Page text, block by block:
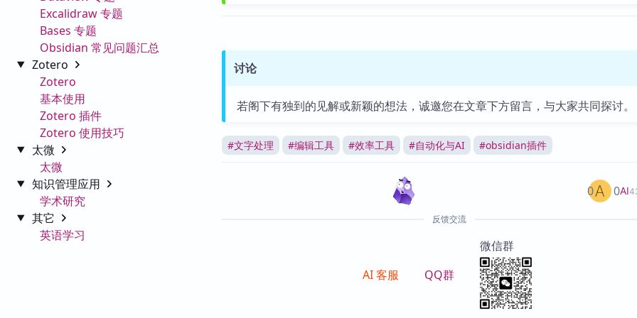
Excalidraw 专题
Bases 专题
Obsidian 常见问题汇总
Zotero
Zotero
基本使用
Zotero 插件
Zotero 使用技巧
太微
太微
知识管理应用
学术研究
其它
英语学习
讨论
若阁下有独到的见解或新颖的想法，诚邀您在文章下方留言，与大家共同探讨。
#文字处理 #编辑工具 #效率工具 #自动化与AI #obsidian插件
AI
0 0
反馈交流
AI 客服 QQ群
微信群